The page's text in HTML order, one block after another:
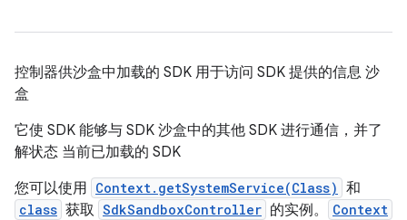
控制器供沙盒中加载的 SDK 用于访问 SDK 提供的信息 沙
盒
它使 SDK 能够与 SDK 沙盒中的其他 SDK 进行通信，并了
解状态 当前已加载的 SDK
您可以使用 Context.getSystemService(Class) 和
class 获取 SdkSandboxController 的实例。 Context